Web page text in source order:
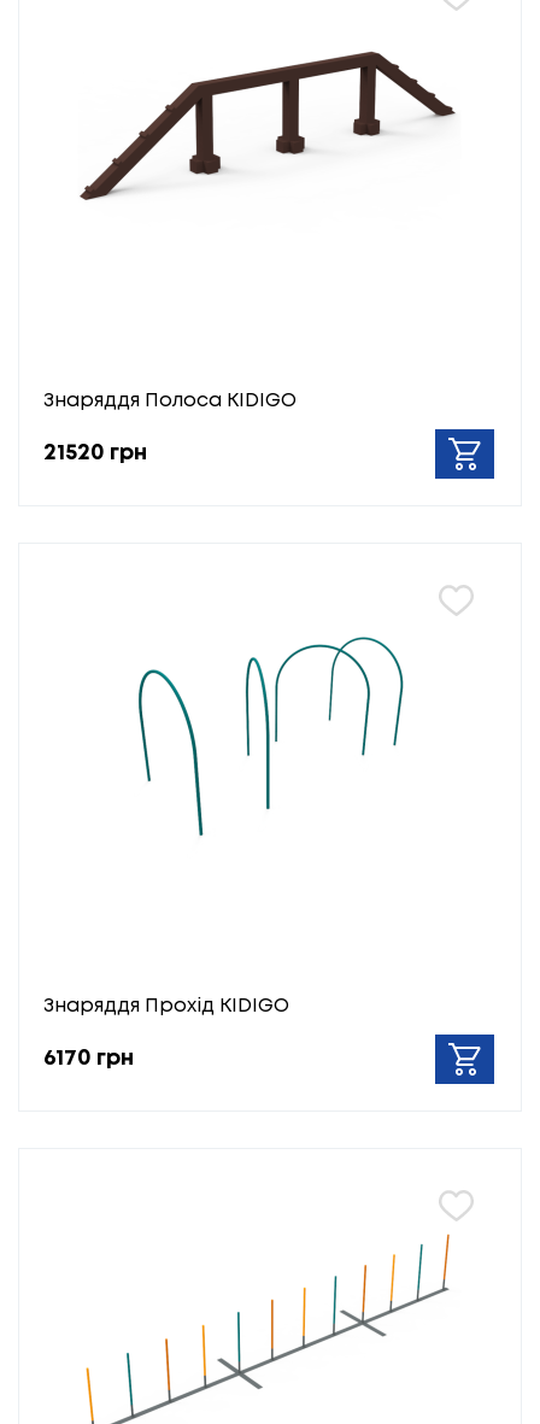
Знаряддя Полоса KIDIGO
21520 грн
Знаряддя Прохід KIDIGO
6170 грн